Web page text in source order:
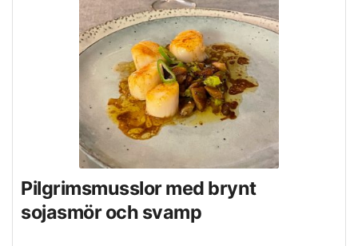
Pilgrimsmusslor med brynt
sojasmör och svamp